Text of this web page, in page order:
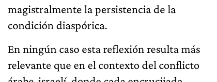
magistralmente la persistencia de la
condición diaspórica.
En ningún caso esta reflexión resulta más
relevante que en el contexto del conflicto